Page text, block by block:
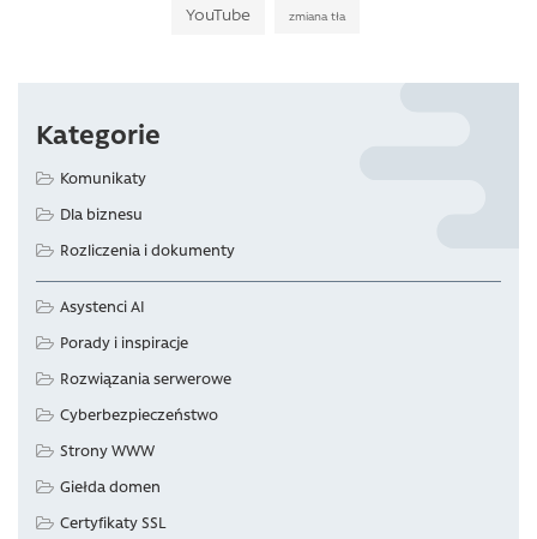
YouTube zmiana tła
Kategorie
Komunikaty
Dla biznesu
Rozliczenia i dokumenty
Asystenci AI
Porady i inspiracje
Rozwiązania serwerowe
Cyberbezpieczeństwo
Strony WWW
Giełda domen
Certyfikaty SSL